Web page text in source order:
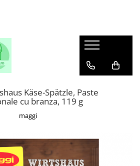
Käse-Spätzle, Paste
cu branza, 119 g
maggi